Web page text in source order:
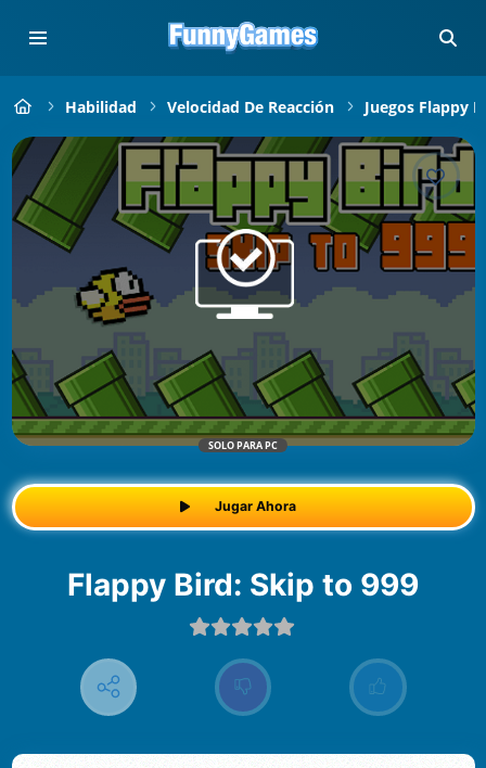
Habilidad Velocidad De Reacción Juegos Flappy
SOLO PARA PC
Jugar Ahora
Flappy Bird: Skip to 999